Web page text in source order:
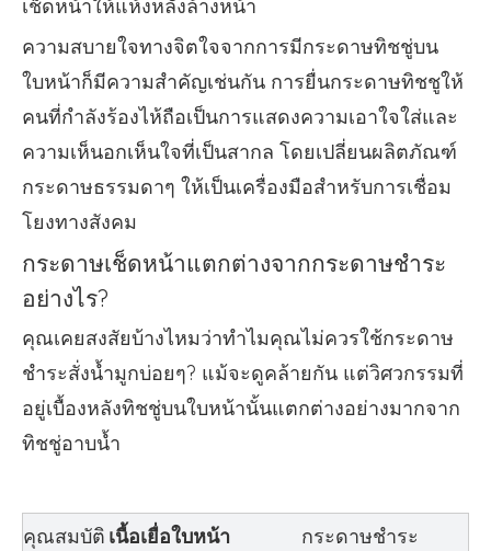
เช็ดหน้าให้แห้งหลังล้างหน้า
ความสบายใจทางจิตใจจากการมีกระดาษทิชชู่บน
ใบหน้าก็มีความสำคัญเช่นกัน การยื่นกระดาษทิชชูให้
คนที่กำลังร้องไห้ถือเป็นการแสดงความเอาใจใส่และ
ความเห็นอกเห็นใจที่เป็นสากล โดยเปลี่ยนผลิตภัณฑ์
กระดาษธรรมดาๆ ให้เป็นเครื่องมือสำหรับการเชื่อม
โยงทางสังคม
กระดาษเช็ดหน้าแตกต่างจากกระดาษชำระ
อย่างไร?
คุณเคยสงสัยบ้างไหมว่าทำไมคุณไม่ควรใช้กระดาษ
ชำระสั่งน้ำมูกบ่อยๆ? แม้จะดูคล้ายกัน แต่วิศวกรรมที่
อยู่เบื้องหลังทิชชู่บนใบหน้านั้นแตกต่างอย่างมากจาก
ทิชชู่อาบน้ำ
คุณสมบัติ เนื้อเยื่อใบหน้า
กระดาษชำระ